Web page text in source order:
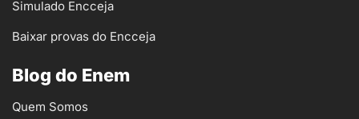
Simulado Encceja
Baixar provas do Encceja
Blog do Enem
Quem Somos